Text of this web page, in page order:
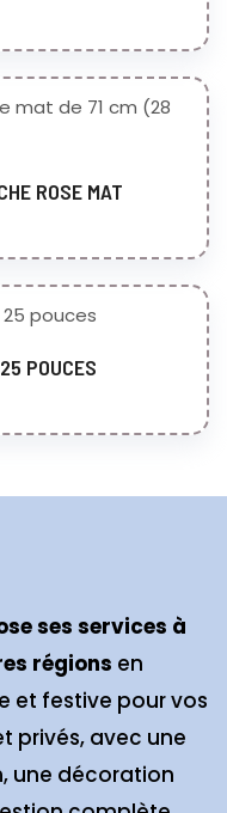
ROSE MAT
POUCES
ses services à
régions en
et festive pour vos
privés, avec une
une décoration